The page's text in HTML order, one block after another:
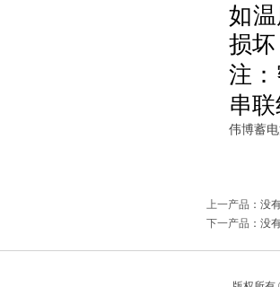
如
损
注
串联
伟博蓄
上一产品 ：没
下一产品 ：没